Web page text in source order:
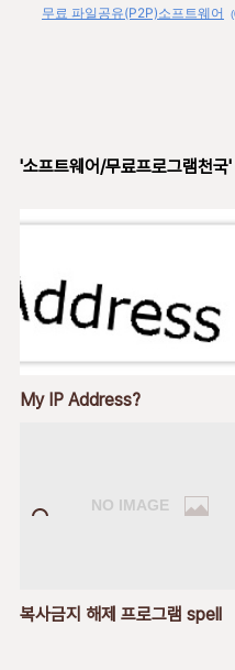
무료 파일공유(P2P)소프트웨어
'소프트웨어/무료프로그램천국'
My IP Address?
복사금지 해제 프로그램 spell